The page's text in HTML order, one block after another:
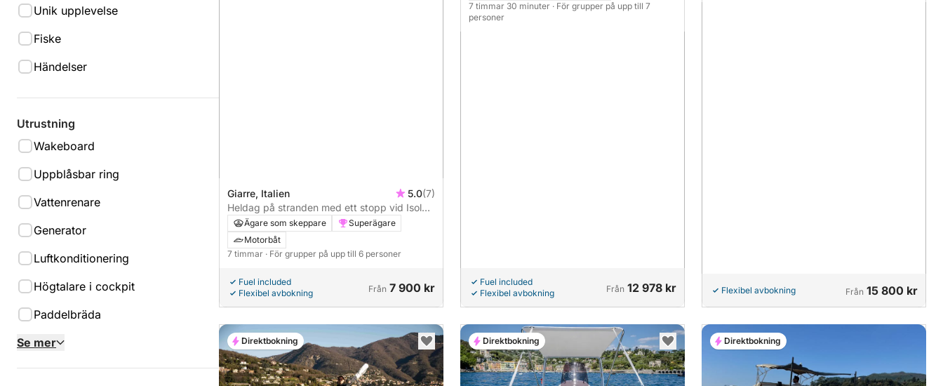
Unik upplevelse
Fiske
Händelser
Utrustning
Wakeboard
Uppblåsbar ring
Vattenrenare
Generator
Luftkonditionering
Högtalare i cockpit
Paddelbräda
Se mer
Giarre, Italien 5.0(7)
Heldag på stranden med ett stopp vid Isola
Bella och Naxosbukten.
Ägare som skeppare
Superägare
Motorbåt
7 timmar · För grupper på upp till 6 personer
Fuel included
Flexibel avbokning
Från 7 900 kr
7 timmar 30 minuter · För grupper på upp till 7
personer
Fuel included
Flexibel avbokning
Från 12 978 kr Flexibel avbokning Från 15 800 kr
Direktbokning Direktbokning Direktbokning